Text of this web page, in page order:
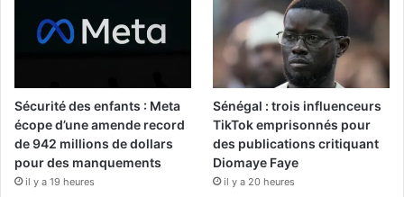
Sécurité des enfants : Meta
écope d’une amende record
de 942 millions de dollars
pour des manquements
il y a 19 heures
Sénégal : trois influenceurs
TikTok emprisonnés pour
des publications critiquant
Diomaye Faye
il y a 20 heures